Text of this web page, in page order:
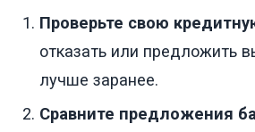
Проверьте свою
отказать или предложить
лучше заранее.
Сравните предложения